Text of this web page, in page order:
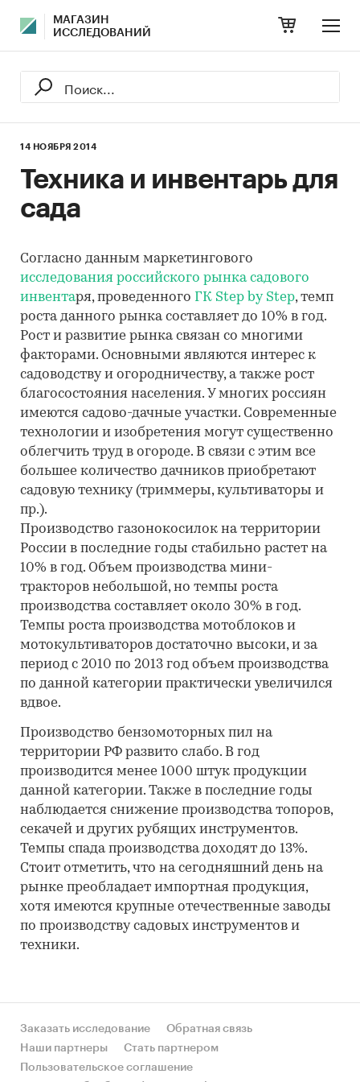
МАГАЗИН
ИССЛЕДОВАНИЙ
14 НОЯБРЯ 2014
Техника и инвентарь для
сада
Согласно данным маркетингового
исследования российского рынка садового
инвентаря, проведенного ГК Step by Step, темп
роста данного рынка составляет до 10% в год.
Рост и развитие рынка связан со многими
факторами. Основными являются интерес к
садоводству и огородничеству, а также рост
благосостояния населения. У многих россиян
имеются садово-дачные участки. Современные
технологии и изобретения могут существенно
облегчить труд в огороде. В связи с этим все
большее количество дачников приобретают
садовую технику (триммеры, культиваторы и
пр.).
Производство газонокосилок на территории
России в последние годы стабильно растет на
10% в год. Объем производства мини-
тракторов небольшой, но темпы роста
производства составляет около 30% в год.
Темпы роста производства мотоблоков и
мотокультиваторов достаточно высоки, и за
период с 2010 по 2013 год объем производства
по данной категории практически увеличился
вдвое.
Производство бензомоторных пил на
территории РФ развито слабо. В год
производится менее 1000 штук продукции
данной категории. Также в последние годы
наблюдается снижение производства топоров,
секачей и других рубящих инструментов.
Темпы спада производства доходят до 13%.
Стоит отметить, что на сегодняшний день на
рынке преобладает импортная продукция,
хотя имеются крупные отечественные заводы
по производству садовых инструментов и
техники.
Заказать исследование
Обратная связь
Наши партнеры
Стать партнером
Пользовательское соглашение